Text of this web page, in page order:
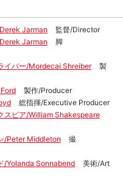
Jarman
監督/Director
Jarman
脚
イバー/Mordecai Shreiber
製
製作/Producer
総指揮/Executive Producer
スピア/William Shakespeare
/Peter Middleton
撮
/Yolanda Sonnabend
美術/Art